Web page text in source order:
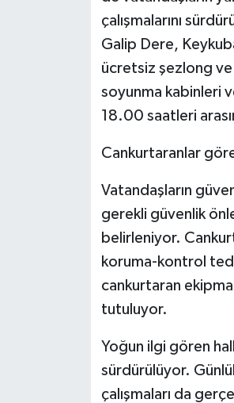
çalışmalarını
Galip Dere,
ücretsiz şezlong
soyunma kabinleri
18.00 saatleri
Cankurtaranlar
Vatandaşların
gerekli güvenlik
belirleniyor.
koruma-kontrol
cankurtaran
tutuluyor.
Yoğun ilgi gören
sürdürülüyor.
çalışmaları da